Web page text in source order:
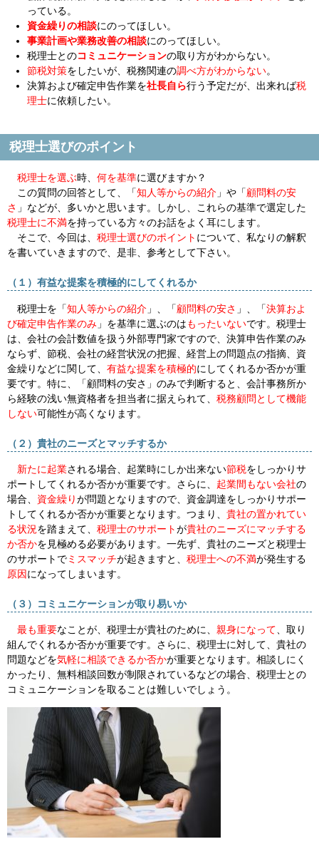
っている。
資金繰りの相談にのってほしい。
事業計画や業務改善の相談にのってほしい。
税理士とのコミュニケーションの取り方がわからない。
節税対策をしたいが、税務関連の調べ方がわからない。
決算および確定申告作業を社長自ら行う予定だが、出来れば税
理士に依頼したい。
税理士選びのポイント
税理士を選ぶ時、 何を基準に選びますか？
この質問の回答として、「知人等からの紹介 」や「顧問料の安
さ 」などが、多いかと思います。しかし、これらの基準で選定した
税理士に不満を持っている方々のお話をよく耳にします。
そこで、今回は、 税理士選びのポイント について、私なりの解釈
を書いていきますので、是非、参考として下さい。
（１）有益な提案を積極的にしてくれるか
税理士を「知人等からの紹介 」、「顧問料の安さ 」、「決算およ
び確定申告作業のみ 」を基準に選ぶのはもったいないです。税理士
は、会社の会計数値を扱う外部専門家ですので、決算申告作業のみ
ならず、節税、会社の経営状況の把握、経営上の問題点の指摘、資
金繰りなどに関して、 有益な提案を積極的にしてくれるか否かが重
要です。特に、「顧問料の安さ」のみで判断すると、会計事務所か
ら経験の浅い無資格者を担当者に据えられて、 税務顧問として機能
しない可能性が高くなります。
（２）貴社のニーズとマッチするか
新たに起業される場合、起業時にしか出来ない節税をしっかりサ
ポートしてくれるか否かが重要です。さらに、 起業間もない会社の
場合、 資金繰りが問題となりますので、 資金調達をしっかりサポー
トしてくれるか否かが重要となります。つまり、 貴社の置かれてい
る状況を踏まえて、 税理士のサポートが貴社のニーズにマッチする
か否かを見極める必要があります。一先ず、貴社のニーズと税理士
のサポートでミスマッチが起きますと、 税理士への不満が発生する
原因になってしまいます。
（３）コミュニケーションが取り易いか
最も重要なことが、税理士が貴社のために、 親身になって 、取り
組んでくれるか否かが重要です。さらに、税理士に対して、貴社の
問題などを気軽に相談できるか否かが重要となります。相談しにく
かったり、無料相談回数が制限されているなどの場合、税理士との
コミュニケーションを取ることは難しいでしょう。